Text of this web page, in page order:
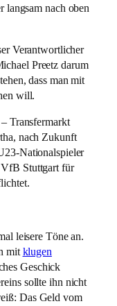
langsam nach oben
Verantwortlicher
Preetz darum
dass man mit
will.
Transfermarkt
nach Zukunft
Nationalspieler
Stuttgart für
leisere Töne an.
mitklugen
Geschick
sollte ihn nicht
Das Geld vom